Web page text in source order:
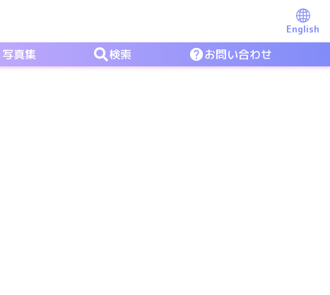
English
写真集 検索 お問い合わせ